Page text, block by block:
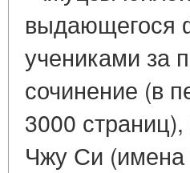
выдающегося
учениками за
сочинение (в
3000
Чжу Си (имена